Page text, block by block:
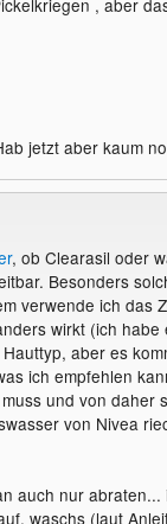
jetzt aber kaum
, ob Clearasil oder
Besonders
verwende ich das
wirkt (ich
aber es
ich empfehlen
und von daher
von Nivea
auch nur
waschs (laut